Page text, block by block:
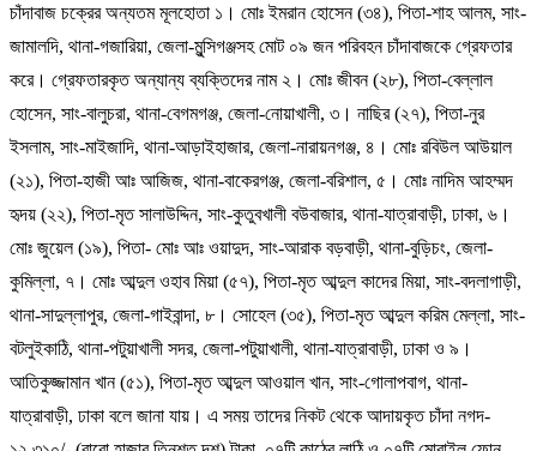
চাঁদাবাজ চক্রের অন্যতম মূলহোতা ১। মোঃ ইমরান হোসেন (৩৪), পিতা-শাহ আলম, সাং-
জামালদি, থানা-গজারিয়া, জেলা-মুন্সিগঞ্জসহ মোট ০৯ জন পরিবহন চাঁদাবাজকে গ্রেফতার
করে। গ্রেফতারকৃত অন্যান্য ব্যক্তিদের নাম ২। মোঃ জীবন (২৮), পিতা-বেল্লাল
হোসেন, সাং-বালুচরা, থানা-বেগমগঞ্জ, জেলা-নোয়াখালী, ৩। নাছির (২৭), পিতা-নুর
ইসলাম, সাং-মাইজাদি, থানা-আড়াইহাজার, জেলা-নারায়নগঞ্জ, ৪। মোঃ রবিউল আউয়াল
(২১), পিতা-হাজী আঃ আজিজ, থানা-বাকেরগঞ্জ, জেলা-বরিশাল, ৫। মোঃ নাদিম আহম্মদ
হৃদয় (২২), পিতা-মৃত সালাউদ্দিন, সাং-কুতুবখালী বউবাজার, থানা-যাত্রাবাড়ী, ঢাকা, ৬।
মোঃ জুয়েল (১৯), পিতা- মোঃ আঃ ওয়াদুদ, সাং-আরাক বড়বাড়ী, থানা-বুড়িচং, জেলা-
কুমিল্লা, ৭। মোঃ আব্দুল ওহাব মিয়া (৫৭), পিতা-মৃত আব্দুল কাদের মিয়া, সাং-বদলাগাড়ী,
থানা-সাদুল্লাপুর, জেলা-গাইবান্দা, ৮। সোহেল (৩৫), পিতা-মৃত আব্দুল করিম মেল্লা, সাং-
বটলুইকাঠি, থানা-পটুয়াখালী সদর, জেলা-পটুয়াখালী, থানা-যাত্রাবাড়ী, ঢাকা ও ৯।
আতিকুজ্জামান খান (৫১), পিতা-মৃত আব্দুল আওয়াল খান, সাং-গোলাপবাগ, থানা-
যাত্রাবাড়ী, ঢাকা বলে জানা যায়। এ সময় তাদের নিকট থেকে আদায়কৃত চাঁদা নগদ-